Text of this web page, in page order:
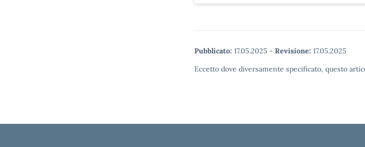
Pubblicato: 17.05.2025 - Revisione: 17.05.2025
Eccetto dove diversamente specificato, questo